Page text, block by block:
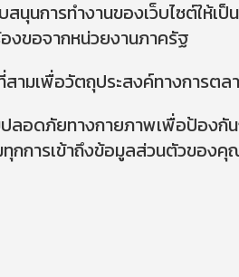
นการทำงานของเว็บไซต์ให้เ
งขอจากหน่วยงานภาครัฐ
มเพื่อวัตถุประสงค์ทางการต
ลอดภัยทางกายภาพเพื่อป้อง
การเข้าถึงข้อมูลส่วนตัวของคุ